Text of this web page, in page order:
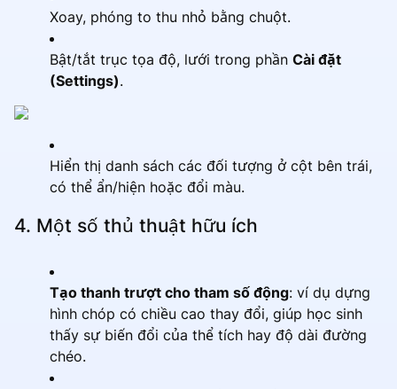
Xoay, phóng to thu nhỏ bằng chuột.
Bật/tắt trục tọa độ, lưới trong phần Cài đặt
(Settings).
Hiển thị danh sách các đối tượng ở cột bên trái,
có thể ẩn/hiện hoặc đổi màu.
4. Một số thủ thuật hữu ích
Tạo thanh trượt cho tham số động: ví dụ dựng
hình chóp có chiều cao thay đổi, giúp học sinh
thấy sự biến đổi của thể tích hay độ dài đường
chéo.